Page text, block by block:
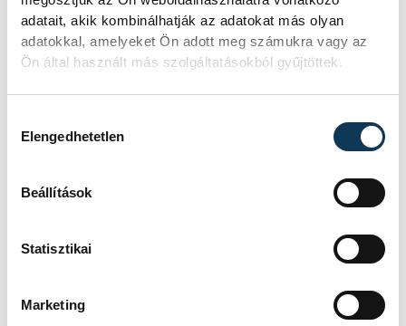
adatait, akik kombinálhatják az adatokat más olyan
adatokkal, amelyeket Ön adott meg számukra vagy az
Ön által használt más szolgáltatásokból gyűjtöttek.
Elengedhetetlen
Beállítások
Statisztikai
Marketing